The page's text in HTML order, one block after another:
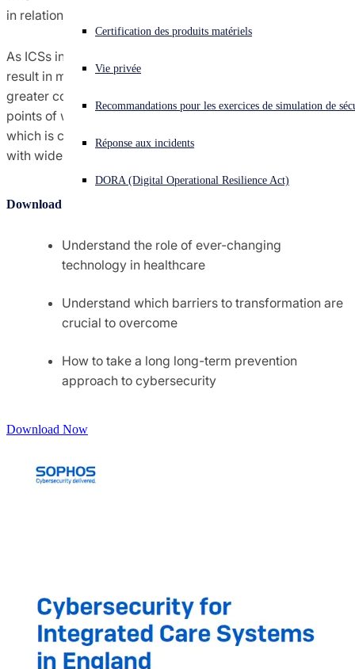
Vous subissez une cyberattaque ? Obtenez une aide immédiate.
Open search
Français Open language switcher
Certification des produits matériels
Vie privée
Recommandations pour les exercices de simulation de
Réponse aux incidents
DORA (Digital Operational Resilience Act)
in relation to vaccine research and rollout.
As ICSs in England consolidate their operations, it will
result in more data being shared across networks and
greater commonality of systems. This will result in more
points of weakness and more cybersecurity risk. All of
which is coming at a time when ICSs are moving forward
with wider digital transformation initiatives.
Download this whitepaper that will help you to:
Understand the role of ever-changing
technology in healthcare
Understand which barriers to transformation are
crucial to overcome
How to take a long long-term prevention
approach to cybersecurity
Download Now